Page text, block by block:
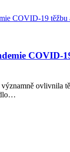
COVID-
ovlivnila